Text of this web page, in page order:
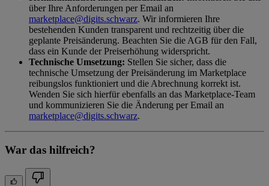
über Ihre Anforderungen per Email an
marketplace@digits.schwarz. Wir informieren Ihre
bestehenden Kunden transparent und rechtzeitig über die
geplante Preisänderung. Beachten Sie die AGB für den Fall,
dass ein Kunde der Preiserhöhung widerspricht.
Technische Umsetzung: Stellen Sie sicher, dass die
technische Umsetzung der Preisänderung im Marketplace
reibungslos funktioniert und die Abrechnung korrekt ist.
Wenden Sie sich hierfür ebenfalls an das Marketplace-Team
und kommunizieren Sie die Änderung per Email an
marketplace@digits.schwarz.
War das hilfreich?